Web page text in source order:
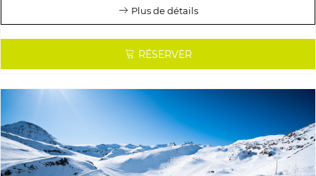
Plus de détails
RÉSERVER